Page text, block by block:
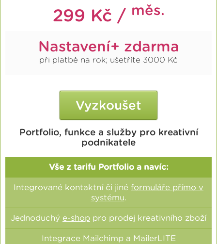
299 Kč / měs.
Nastavení+ zdarma
při platbě na rok; ušetříte 3000 Kč
Vyzkoušet
Portfolio, funkce a služby pro kreativní
podnikatele
Vše z tarifu Portfolio a navíc:
Integrované kontaktní či jiné formuláře přímo v
systému.
Jednoduchý e-shop pro prodej kreativního zboží
Integrace Mailchimp a MailerLITE